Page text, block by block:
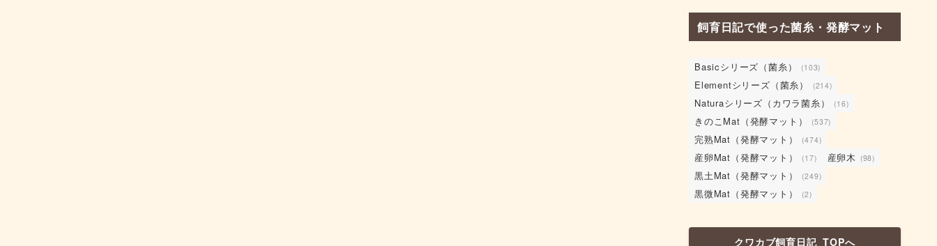
飼育日記で使った菌糸・発酵マット
Basicシリーズ（菌糸） (103)
Elementシリーズ（菌糸） (214)
Naturaシリーズ（カワラ菌糸） (16)
きのこMat（発酵マット） (537)
完熟Mat（発酵マット） (474)
産卵Mat（発酵マット） (17) 産卵木 (98)
黒土Mat（発酵マット） (249)
黒微Mat（発酵マット） (2)
クワカブ飼育日記_TOPへ